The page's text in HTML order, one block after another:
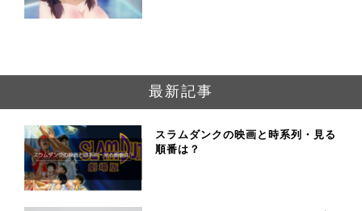
最新記事
スラムダンクの映画と時系列・見る
順番は？